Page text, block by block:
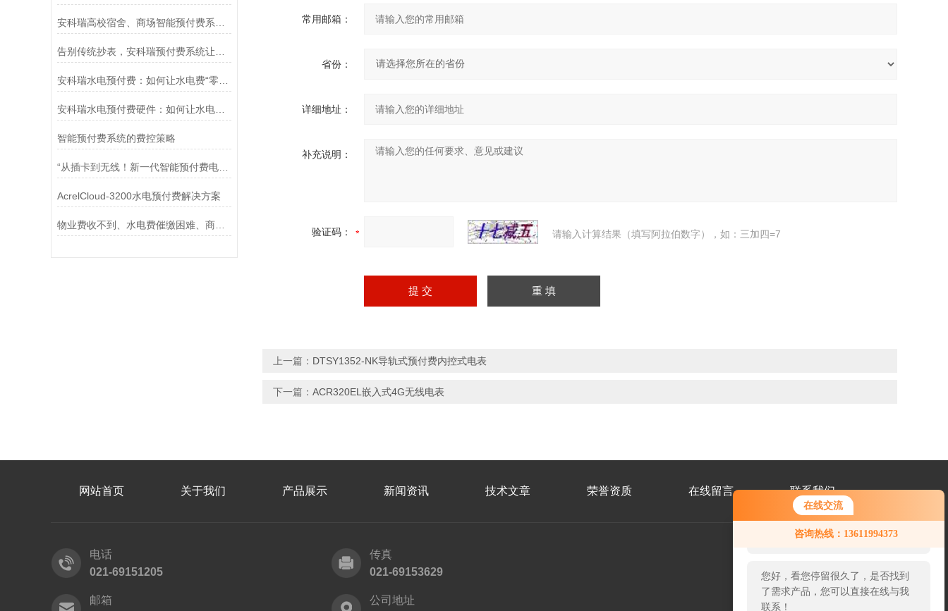
在线交流
咨询热线：13611994373
您好！欢迎前来咨询，很高兴为您
服务，请问您要咨询什么问题呢？
您好，看您停留很久了，是否找到
了需求产品，您可以直接在线与我
联系！
安科瑞水电预付费硬件：如何让水电费“零拖欠”成为现实？
智能预付费系统的费控策略
“从插卡到无线！新一代智能预付费电表如何革新用电管理模式？”
AcrelCloud-3200水电预付费解决方案
物业费收不到、水电费催缴困难、商业建筑成本回收困难怎么办？
常用邮箱：
省份：
详细地址：
补充说明：
验证码： 请输入计算结果（填写阿拉伯数字），如：三加四=7
上一篇： DTSY1352-NK导轨式预付费内控式电表
下一篇： ACR320EL嵌入式4G无线电表
网站首页 关于我们 产品展示 新闻资讯 技术文章 荣誉资质 在线留言 联系我们
电话
021-69151205
传真
021-69153629
邮箱 公司地址
扫
一
扫